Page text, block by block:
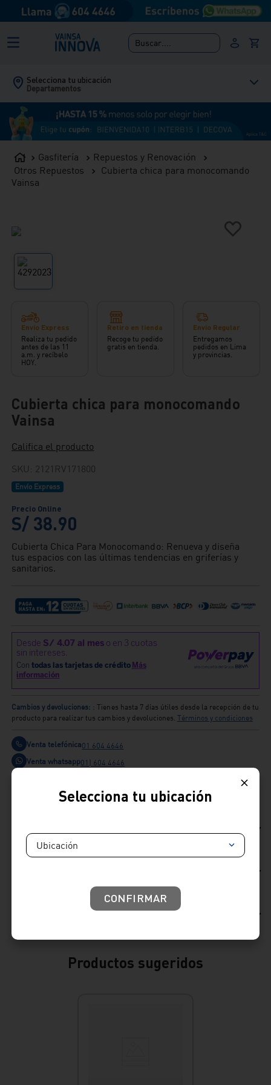
Buscar....
Selecciona tu ubicación
Departamentos
Gasfitería
Repuestos y Renovación
Otros Repuestos
Cubierta chica para monocomando
Vainsa
Envío Express
Realiza tu pedido
antes de las 11
a.m. y recíbelo
HOY.
Retiro en tienda
Recoge tu pedido
gratis en tienda.
Envío Regular
Entregamos
pedidos en Lima
y provincias.
Cubierta chica para monocomando
Vainsa
Califica el producto
SKU : 2121RV171800
Envío Express
S/ 38.90
Cubierta Chica Para Monocomando: Renueva y diseña
tus espacios con las últimas tendencias en griferías y
sanitarios.
Cambios y devoluciones: : Tienes hasta 7 días útiles desde la recepción de tu
producto para realizar tus cambios y devoluciones. Términos y condiciones
Venta telefónica01 604 4646
Venta whatsapp01) 604 4646
Consideraciones de producto
Productos sugeridos
Selecciona tu ubicación
Ubicación
CONFIRMAR